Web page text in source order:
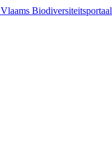
Vlaams Biodiversiteitsportaal